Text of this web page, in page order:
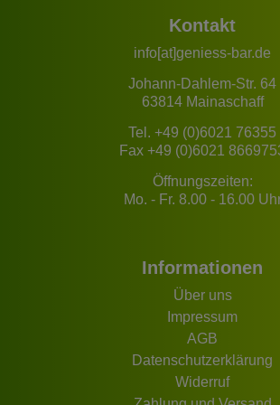
Kontakt
info[at]geniess-bar.de
Johann-Dahlem-Str. 64
63814 Mainaschaff
Tel. +49 (0)6021 76355
Fax +49 (0)6021
Öffnungszeiten:
Mo. - Fr. 8.00 - 16.00
Informationen
Über uns
Impressum
AGB
Datenschutzerklärung
Widerruf